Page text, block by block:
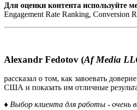
Для оценки контента используйте
Engagement Rate Ranking, Conversion
Alexandr Fedotov (Af Media
рассказал о том, как завоевать
США и показать им отличные
♦ Выбор клиента для работы - очень